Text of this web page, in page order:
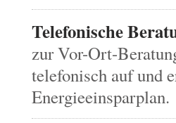
Telefonische
zur Vor-Ort-
telefonisch auf und
Energieeinsparplan.